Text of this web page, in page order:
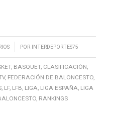
POR INTERDEPORTES75
, BASQUET, CLASIFICACIÓN,
, FEDERACIÓN DE BALONCESTO,
, LF, LFB, LIGA, LIGA ESPAÑA, LIGA
, RANKINGS